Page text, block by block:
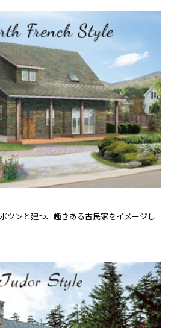
ツンと建つ、趣きある古民家をイメージし